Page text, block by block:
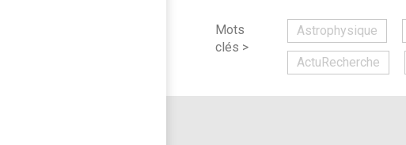
Mots
clés >
Astrophysique
ActuRecherche